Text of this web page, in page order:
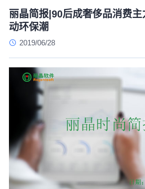
丽晶简报|90后成奢侈品消费
动环保潮
2019/06/28